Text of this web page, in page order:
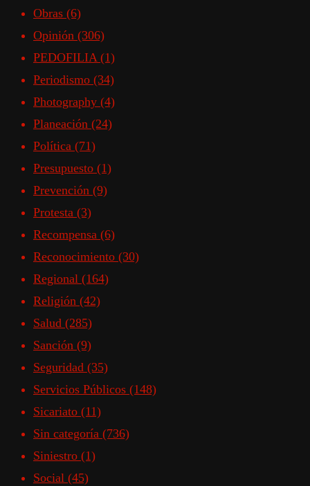
Obras (6)
Opinión (306)
PEDOFILIA (1)
Periodismo (34)
Photography (4)
Planeación (24)
Política (71)
Presupuesto (1)
Prevención (9)
Protesta (3)
Recompensa (6)
Reconocimiento (30)
Regional (164)
Religión (42)
Salud (285)
Sanción (9)
Seguridad (35)
Servicios Públicos (148)
Sicariato (11)
Sin categoría (736)
Siniestro (1)
Social (45)